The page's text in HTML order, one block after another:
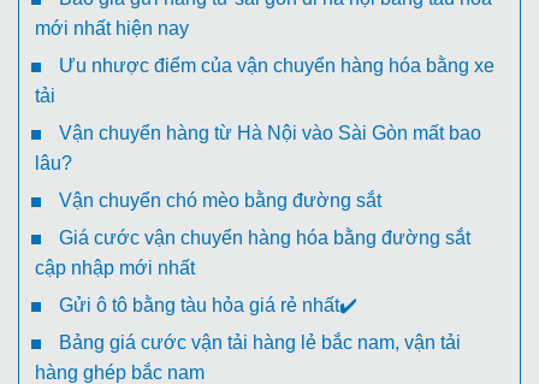
mới nhất hiện nay
Ưu nhược điểm của vận chuyển hàng hóa bằng xe
tải
Vận chuyển hàng từ Hà Nội vào Sài Gòn mất bao
lâu?
Vận chuyển chó mèo bằng đường sắt
Giá cước vận chuyển hàng hóa bằng đường sắt
cập nhập mới nhất
Gửi ô tô bằng tàu hỏa giá rẻ nhất✔️
Bảng giá cước vận tải hàng lẻ bắc nam, vận tải
hàng ghép bắc nam